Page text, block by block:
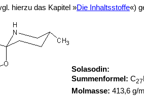
hierzu das Kapitel »Die Inhaltsstoffe«)
Solasodin:
Summenformel: C27
Molmasse: 413,6 g/